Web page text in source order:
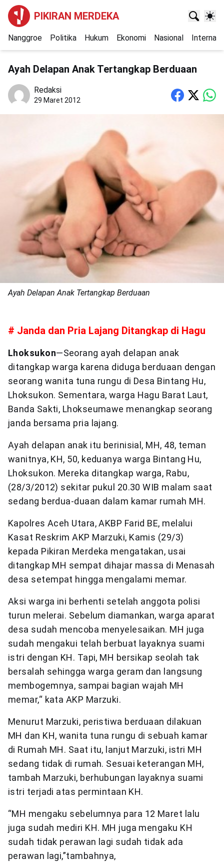
PIKIRAN MERDEKA
Nanggroe Politika Hukum Ekonomi Nasional
Ayah Delapan Anak Tertangkap Berduaan
Redaksi
29 Maret 2012
Ayah Delapan Anak Tertangkap Berduaan
# Janda dan Pria Lajang Ditangkap di Hagu
Lhoksukon—Seorang ayah delapan anak
ditangkap warga karena diduga berduaan dengan
seorang wanita tuna rungu di Desa Bintang Hu,
Lhoksukon. Sementara, warga Hagu Barat Laut,
Banda Sakti, Lhokseumawe menangkap seorang
janda bersama pria lajang.
Ayah delapan anak itu berinisial, MH, 48, teman
wanitnya, KH, 50, keduanya warga Bintang Hu,
Lhoksukon. Mereka ditangkap warga, Rabu,
(28/3/2012) sekitar pukul 20.30 WIB malam saat
sedang berdua-duaan dalam kamar rumah MH.
Kapolres Aceh Utara, AKBP Farid BE, melalui
Kasat Reskrim AKP Marzuki, Kamis (29/3)
kepada Pikiran Merdeka mengatakan, usai
ditangkap MH sempat dihajar massa di Menasah
desa setempat hingga mengalami memar.
Aksi warga ini berhenti setelah anggota polisi
turun melerai. Sebelum diamankan, warga aparat
desa sudah mencoba menyelesaikan. MH juga
sudah mengakui telah berbuat layaknya suami
istri dengan KH. Tapi, MH bersikap seolah tak
bersalah sehingga warga geram dan langsung
membogemnya, sampai bagian wajah MH
memar,“ kata AKP Marzuki.
Menurut Marzuki, peristiwa berduaan dilakuan
MH dan KH, wanita tuna rungu di sebuah kamar
di Rumah MH. Saat itu, lanjut Marzuki, istri MH
sedang tidak di rumah. Sesuai keterangan MH,
tambah Marzuki, berhubungan layaknya suami
istri terjadi atas permintaan KH.
“MH mengaku sebelumnya para 12 Maret lalu
juga sudah mediri KH. MH juga mengaku KH
sudah tidak perawan lagi sudah tidak ada
perawan lagi,”tambahnya,